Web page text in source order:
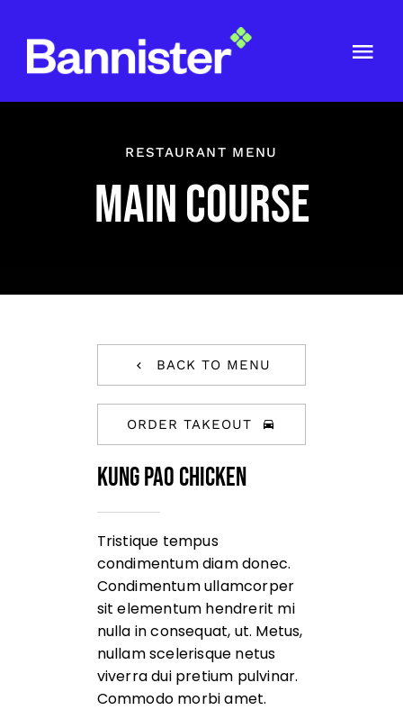
content
ABOUT US
GET IN TOUCHRESTAURANT MENU
MAIN COURSE
BACK TO MENU
ORDER TAKEOUT
Kung Pao Chicken
Tristique tempus
condimentum diam donec.
Condimentum ullamcorper
sit elementum hendrerit mi
nulla in consequat, ut. Metus,
nullam scelerisque netus
viverra dui pretium pulvinar.
Commodo morbi amet.